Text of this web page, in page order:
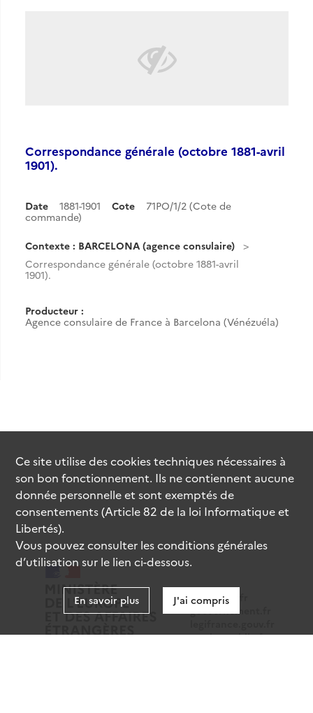
Correspondance générale (octobre 1881-avril
1901).
Date 1881-1901 Cote
71PO/1/2 (Cote de
commande)
Contexte : BARCELONA (agence consulaire)
Correspondance générale (octobre 1881-avril
1901).
Producteur :
Agence consulaire de France à Barcelona (Vénézuéla)
data.gouv.fr
gouvernement.fr
service-public.fr
Ce site utilise descookiestechniques nécessaires à
son bon fonctionnement. Ils ne contiennent aucune
donnée personnelle et sont exemptés de
consentements (Article 82 de la loi Informatique et
Libertés).
Vous pouvez consulter les conditions générales
d’utilisation sur le lien ci-dessous.
En savoir plus J'ai compris